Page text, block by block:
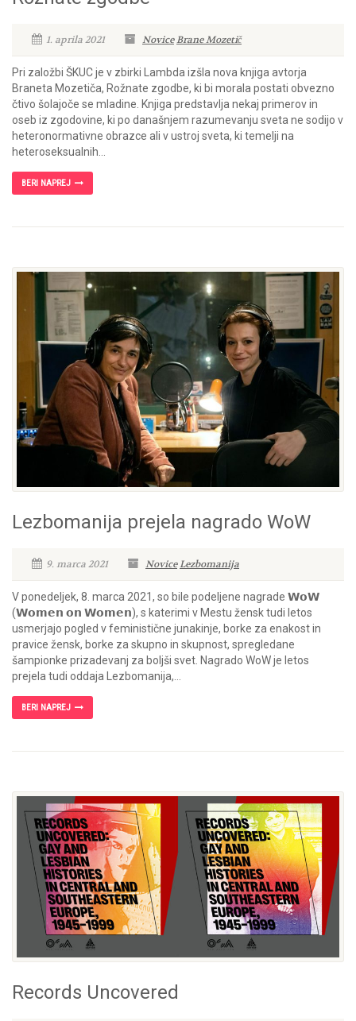
1. aprila 2021 NoviceBrane Mozetič
Pri založbi ŠKUC je v zbirki Lambda izšla nova knjiga avtorja
Braneta Mozetiča, Rožnate zgodbe, ki bi morala postati obvezno
čtivo šolajoče se mladine. Knjiga predstavlja nekaj primerov in
oseb iz zgodovine, ki po današnjem razumevanju sveta ne sodijo v
heteronormativne obrazce ali v ustroj sveta, ki temelji na
heteroseksualnih...
BERI NAPREJ
Lezbomanija prejela nagrado WoW
9. marca 2021 NoviceLezbomanija
V ponedeljek, 8. marca 2021, so bile podeljene nagrade 𝗪𝗼𝗪
(𝗪𝗼𝗺𝗲𝗻 𝗼𝗻 𝗪𝗼𝗺𝗲𝗻), s katerimi v Mestu žensk tudi letos
usmerjajo pogled v feministične junakinje, borke za enakost in
pravice žensk, borke za skupno in skupnost, spregledane
šampionke prizadevanj za boljši svet. Nagrado WoW je letos
prejela tudi oddaja Lezbomanija,...
BERI NAPREJ
Records Uncovered